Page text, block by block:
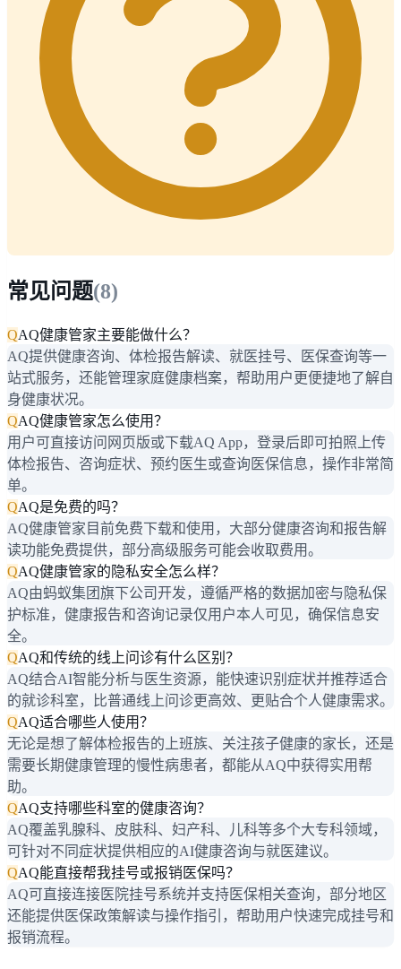
常见问题(8)
QAQ健康管家主要能做什么？
AQ提供健康咨询、体检报告解读、就医挂号、医保查询等一
站式服务，还能管理家庭健康档案，帮助用户更便捷地了解自
身健康状况。
QAQ健康管家怎么使用？
用户可直接访问网页版或下载AQ App，登录后即可拍照上传
体检报告、咨询症状、预约医生或查询医保信息，操作非常简
单。
QAQ是免费的吗？
AQ健康管家目前免费下载和使用，大部分健康咨询和报告解
读功能免费提供，部分高级服务可能会收取费用。
QAQ健康管家的隐私安全怎么样？
AQ由蚂蚁集团旗下公司开发，遵循严格的数据加密与隐私保
护标准，健康报告和咨询记录仅用户本人可见，确保信息安
全。
QAQ和传统的线上问诊有什么区别？
AQ结合AI智能分析与医生资源，能快速识别症状并推荐适合
的就诊科室，比普通线上问诊更高效、更贴合个人健康需求。
QAQ适合哪些人使用？
无论是想了解体检报告的上班族、关注孩子健康的家长，还是
需要长期健康管理的慢性病患者，都能从AQ中获得实用帮
助。
QAQ支持哪些科室的健康咨询？
AQ覆盖乳腺科、皮肤科、妇产科、儿科等多个大专科领域，
可针对不同症状提供相应的AI健康咨询与就医建议。
QAQ能直接帮我挂号或报销医保吗？
AQ可直接连接医院挂号系统并支持医保相关查询，部分地区
还能提供医保政策解读与操作指引，帮助用户快速完成挂号和
报销流程。